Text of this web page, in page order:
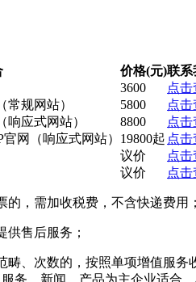
价格(元)联系
3600
点
常规网站） 5800
点
响应式网站） 8800
点
网（响应式网站） 19800起 点
议价
点
议价 点
，需加收税费，不含快递费用；
供售后服务；
、次数的，按照单项增值服务
务、新闻、产品为主企业适合